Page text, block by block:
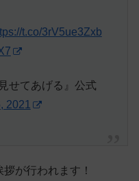
t.co/3rV5ue3Zxb
せてあげる』公式
2021
が行われます！